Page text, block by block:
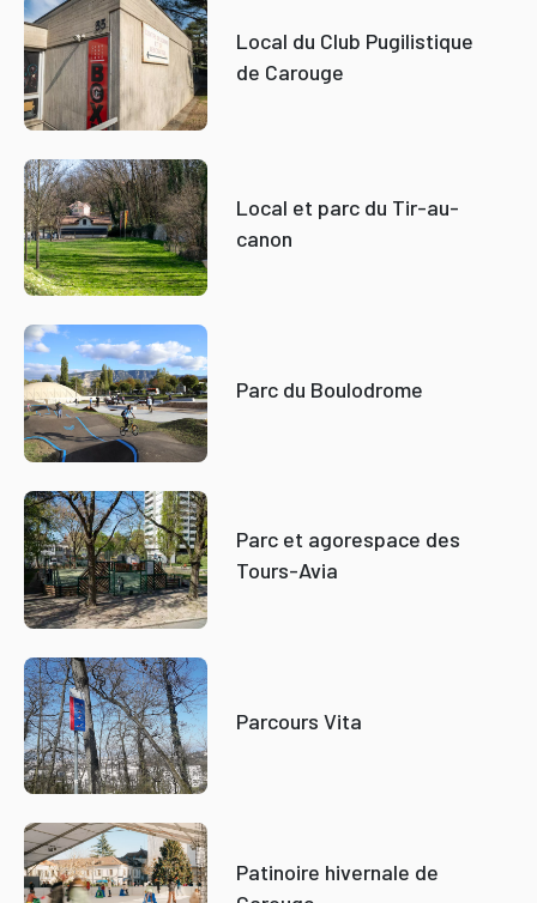
Local du Club Pugilistique
de Carouge
Local et parc du Tir-au-
canon
Parc du Boulodrome
Parc et agorespace des
Tours-Avia
Parcours Vita
Patinoire hivernale de